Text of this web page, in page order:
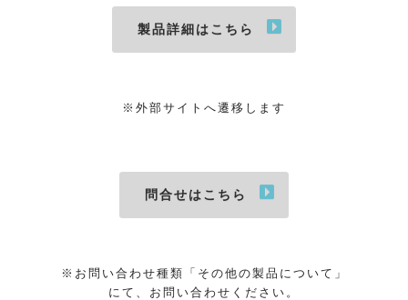
製品詳細はこちら
※外部サイトへ遷移します
問合せはこちら
※お問い合わせ種類「その他の製品について」
にて、お問い合わせください。